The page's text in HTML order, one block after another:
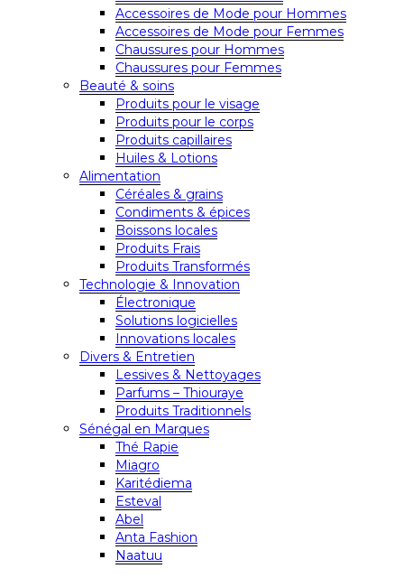
Accessoires de Mode pour Hommes
Accessoires de Mode pour Femmes
Chaussures pour Hommes
Chaussures pour Femmes
Beauté & soins
Produits pour le visage
Produits pour le corps
Produits capillaires
Huiles & Lotions
Alimentation
Céréales & grains
Condiments & épices
Boissons locales
Produits Frais
Produits Transformés
Technologie & Innovation
Électronique
Solutions logicielles
Innovations locales
Divers & Entretien
Lessives & Nettoyages
Parfums – Thiouraye
Produits Traditionnels
Sénégal en Marques
Thé Rapie
Miagro
Karitédiema
Esteval
Abel
Anta Fashion
Naatuu